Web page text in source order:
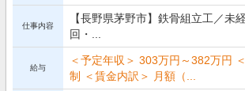
仕事内容
【長野県茅野市】鉄骨組立工／未
回・...
給与
＜予定年収＞ 303万円～382万円
制 ＜賃金内訳＞ 月額（...